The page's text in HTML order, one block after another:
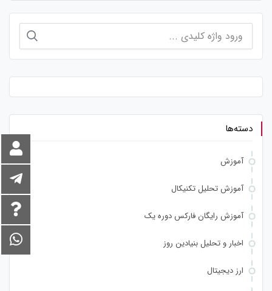
جستجو
برای:
دسته‌ها
آموزش
آموزش تحلیل تکنیکال
آموزش رایگان فارکس دوره یک
اخبار و تحلیل بنیادین روز
ارز دیجیتال